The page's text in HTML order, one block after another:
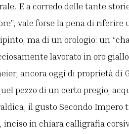
E a corredo delle tante
vale forse la pena di riferire
ma di un orologio: un
lavorato in oro
ancora oggi di proprietà di
pezzo di un certo pregio,
il gusto Secondo
inciso in chiara calligrafia